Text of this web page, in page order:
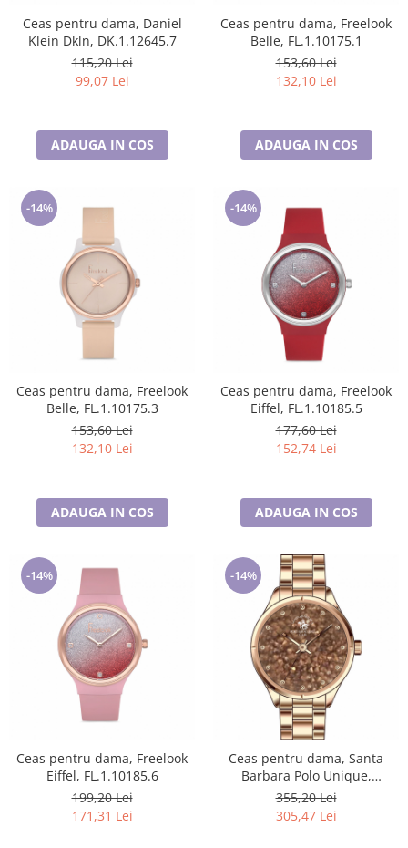
Ceas pentru dama, Daniel
Klein Dkln, DK.1.12645.7
115,20 Lei
99,07 Lei
ADAUGA IN COS
Ceas pentru dama, Freelook
Belle, FL.1.10175.1
153,60 Lei
132,10 Lei
ADAUGA IN COS
-14%
Ceas pentru dama, Freelook
Belle, FL.1.10175.3
153,60 Lei
132,10 Lei
ADAUGA IN COS
-14%
Ceas pentru dama, Freelook
Eiffel, FL.1.10185.5
177,60 Lei
152,74 Lei
ADAUGA IN COS
-14%
Ceas pentru dama, Freelook
Eiffel, FL.1.10185.6
199,20 Lei
171,31 Lei
-14%
Ceas pentru dama, Santa
Barbara Polo Unique,
SB.2.10001.3
355,20 Lei
305,47 Lei